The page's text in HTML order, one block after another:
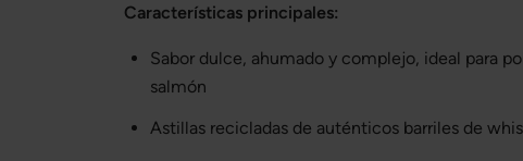
Características principales:
Sabor dulce, ahumado y complejo, ideal para
salmón
Astillas recicladas de auténticos barriles de